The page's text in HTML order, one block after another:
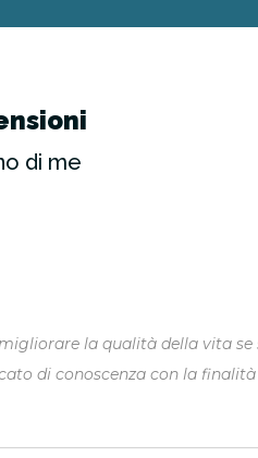
di me
la giusta confidenza»,
è una meta da raggiungere
economico, i nostri bisogni, la